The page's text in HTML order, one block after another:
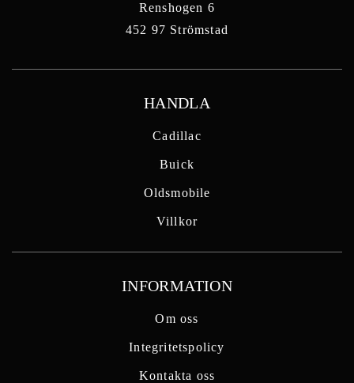
Renshogen 6
452 97 Strömstad
HANDLA
Cadillac
Buick
Oldsmobile
Villkor
INFORMATION
Om oss
Integritetspolicy
Kontakta oss